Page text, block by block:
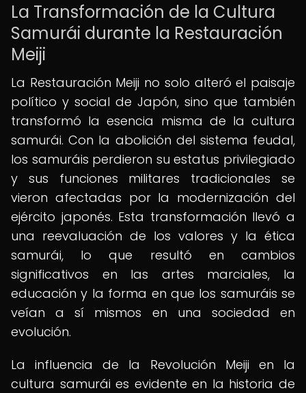
La Transformación de la Cultura
Samurái durante la Restauración
Meiji
La Restauración Meiji no solo alteró el paisaje
político y social de Japón, sino que también
transformó la esencia misma de la cultura
samurái. Con la abolición del sistema feudal,
los samuráis perdieron su estatus privilegiado
y sus funciones militares tradicionales se
vieron afectadas por la modernización del
ejército japonés. Esta transformación llevó a
una reevaluación de los valores y la ética
samurái, lo que resultó en cambios
significativos en las artes marciales, la
educación y la forma en que los samuráis se
veían a sí mismos en una sociedad en
evolución.
La influencia de la Revolución Meiji en la
cultura samurái es evidente en la historia de